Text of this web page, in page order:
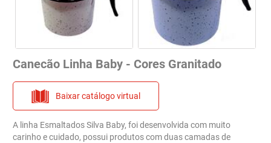
Canecão Linha Baby - Cores Granitado
Baixar catálogo virtual
A linha Esmaltados Silva Baby, foi desenvolvida com muito
carinho e cuidado, possui produtos com duas camadas de